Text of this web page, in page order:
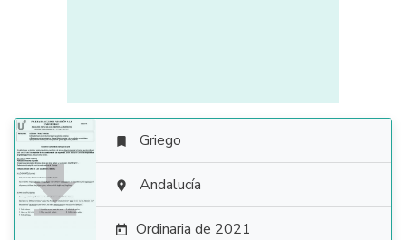

 Griego
 Andalucía
 Ordinaria de 2021